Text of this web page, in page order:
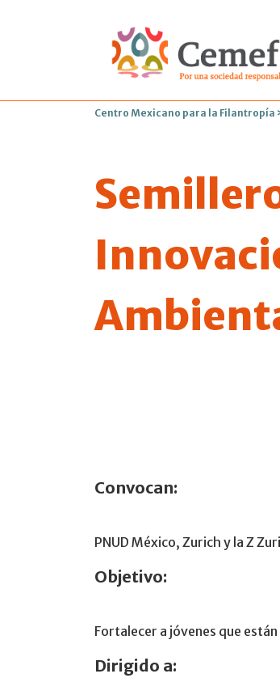
Centro Mexicano para la Filantropía
Convocan:
PNUD México, Zurich y la Z
Objetivo:
Fortalecer a jóvenes que
Dirigido a: